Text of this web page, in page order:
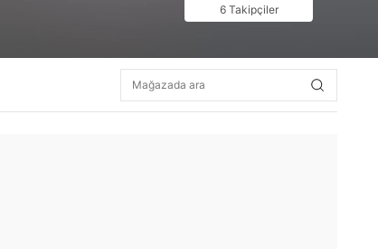
6 Takipçiler